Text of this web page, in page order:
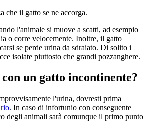
che il gatto se ne accorga.
l'animale si muove a scatti, ad esempio
o corre velocemente. Inoltre, il gatto
se perde urina da sdraiato. Di solito i
isolate piuttosto che grandi pozzanghere.
un gatto incontinente?
l'urina, dovresti prima
. In caso di infortunio con conseguente
degli animali sarà comunque il primo punto